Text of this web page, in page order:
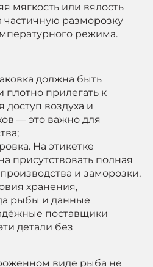
мягкость или вялость
частичную разморозку
режима.
должна быть
прилегать к
доступ воздуха и
— это важно для
На этикетке
присутствовать полная
и заморозки,
хранения,
рыбы и данные
поставщики
детали без
виде рыба не